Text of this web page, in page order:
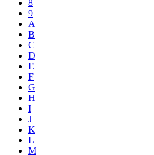
8
9
A
B
C
D
E
F
G
H
I
J
K
L
M